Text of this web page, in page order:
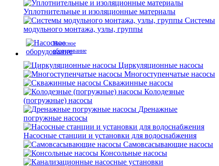
Уплотнительные и изоляционные материалы
Системы
модульного монтажа, узлы, группы
Насосное
оборудование
Циркуляционные насосы
Многоступенчатые насосы
Скважинные насосы
Колодезные
(погружные) насосы
Дренажные
погружные насосы
Насосные станции и установки для водоснабжения
Самовсасывающие насосы
Консольные насосы